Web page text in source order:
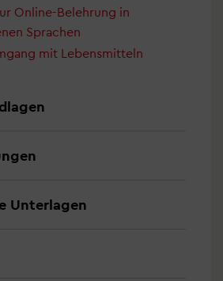
Online-Belehrung in
Sprachen
mit Lebensmitteln
Unterlagen